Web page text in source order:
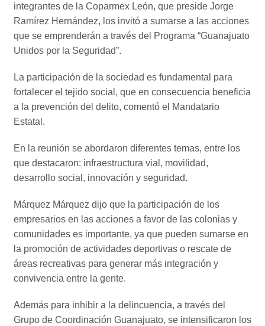
integrantes de la Coparmex León, que preside Jorge
Ramírez Hernández, los invitó a sumarse a las acciones
que se emprenderán a través del Programa “Guanajuato
Unidos por la Seguridad”.
La participación de la sociedad es fundamental para
fortalecer el tejido social, que en consecuencia beneficia
a la prevención del delito, comentó el Mandatario
Estatal.
En la reunión se abordaron diferentes temas, entre los
que destacaron: infraestructura vial, movilidad,
desarrollo social, innovación y seguridad.
Márquez Márquez dijo que la participación de los
empresarios en las acciones a favor de las colonias y
comunidades es importante, ya que pueden sumarse en
la promoción de actividades deportivas o rescate de
áreas recreativas para generar más integración y
convivencia entre la gente.
Además para inhibir a la delincuencia, a través del
Grupo de Coordinación Guanajuato, se intensificaron los